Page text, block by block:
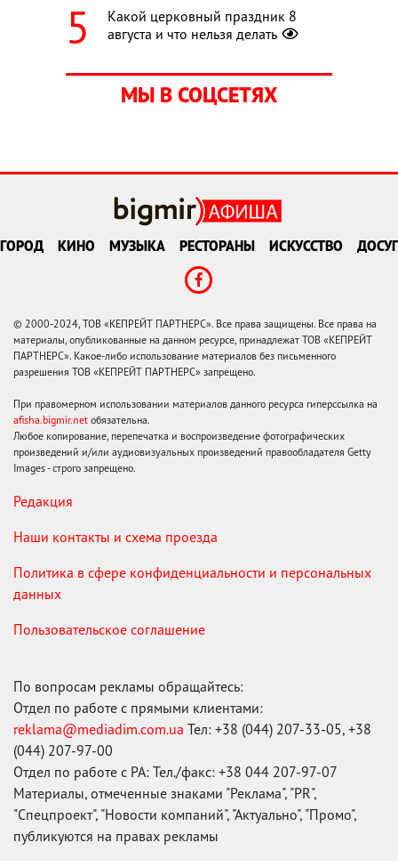
Какой церковный праздник 8
августа и что нельзя делать
МЫ В СОЦСЕТЯХ
ГОРОД КИНО МУЗЫКА РЕСТОРАНЫ ИСКУССТВО ДОСУГ
© 2000-2024, ТОВ «КЕПРЕЙТ ПАРТНЕРС». Все права защищены. Все права на
материалы, опубликованные на данном ресурсе, принадлежат ТОВ «КЕПРЕЙТ
ПАРТНЕРС». Какое-либо использование материалов без письменного
разрешения ТОВ «КЕПРЕЙТ ПАРТНЕРС» запрещено.
При правомерном использовании материалов данного ресурса гиперссылка на
afisha.bigmir.net обязательна.
Любое копирование, перепечатка и воспроизведение фотографических
произведений и/или аудиовизуальных произведений правообладателя Getty
Images - строго запрещено.
Редакция
Наши контакты и схема проезда
Политика в сфере конфиденциальности и персональных
данных
Пользовательское соглашение
По вопросам рекламы обращайтесь:
Отдел по работе с прямыми клиентами:
reklama@mediadim.com.ua Тел: +38 (044) 207-33-05, +38
(044) 207-97-00
Отдел по работе с РА: Тел./факс: +38 044 207-97-07
Материалы, отмеченные знаками "Реклама", "PR",
"Спецпроект", "Новости компаний", "Актуально", "Промо",
публикуются на правах рекламы